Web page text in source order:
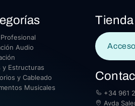
Audio
y Estructuras
y Cableado
Musicales
Tienda
+34 961
Avda